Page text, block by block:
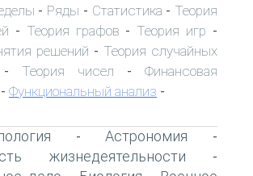
- Ряды - Статистика - Теория
- Теория графов - Теория игр -
решений - Теория случайных
Теория чисел - Финансовая
- Функциональный анализ -
-Астрономия -
жизнедеятельности -